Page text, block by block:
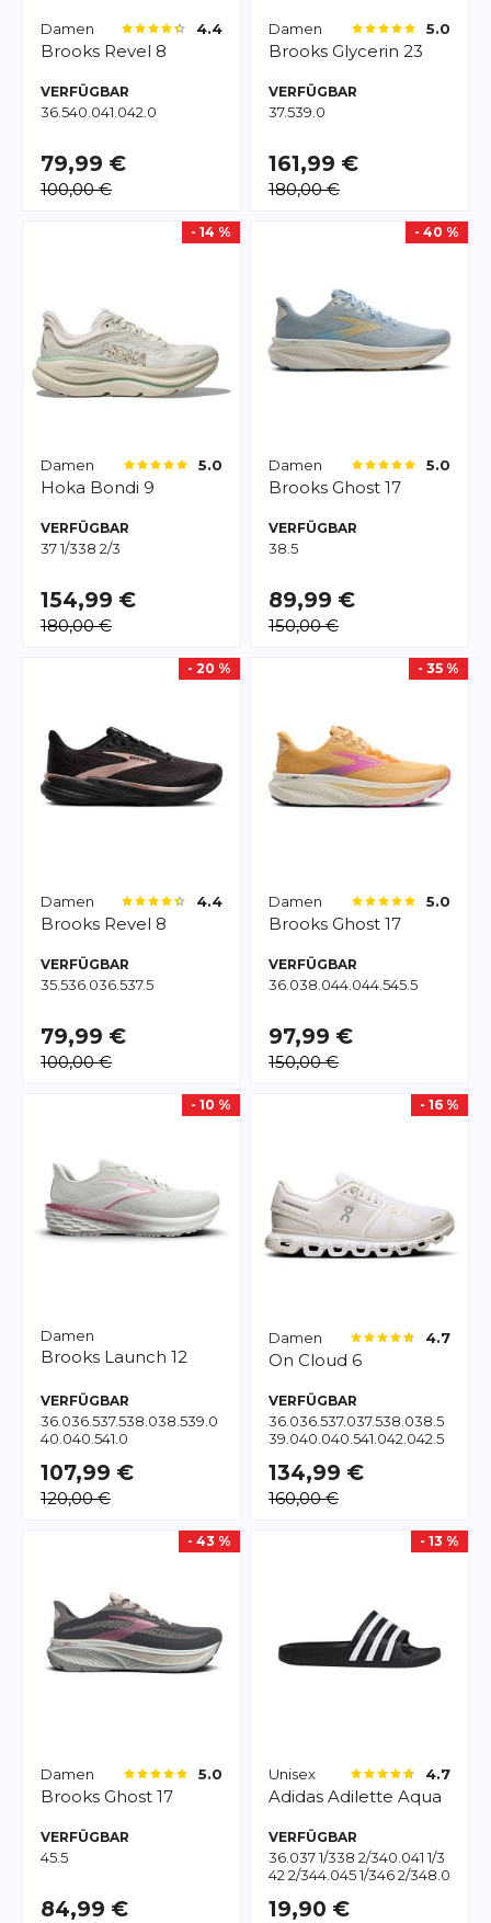
Damen 4.4
Brooks Revel 8
VERFÜGBAR
36.540.041.042.0
79,99 €
100,00 €
Damen 5.0
Brooks Glycerin 23
VERFÜGBAR
37.539.0
161,99 €
180,00 €
- 14 %
Damen 5.0
Hoka Bondi 9
VERFÜGBAR
37 1/338 2/3
154,99 €
180,00 €
- 40 %
Damen 5.0
Brooks Ghost 17
VERFÜGBAR
38.5
89,99 €
150,00 €
- 20 %
Damen 4.4
Brooks Revel 8
VERFÜGBAR
35.536.036.537.5
79,99 €
100,00 €
- 35 %
Damen 5.0
Brooks Ghost 17
VERFÜGBAR
36.038.044.044.545.5
97,99 €
150,00 €
- 10 %
Damen
Brooks Launch 12
VERFÜGBAR
36.036.537.538.038.539.0
40.040.541.0
107,99 €
120,00 €
- 16 %
Damen 4.7
On Cloud 6
VERFÜGBAR
36.036.537.037.538.038.5
39.040.040.541.042.042.5
134,99 €
160,00 €
- 43 %
Damen 5.0
Brooks Ghost 17
VERFÜGBAR
45.5
84,99 €
- 13 %
Unisex 4.7
Adidas Adilette Aqua
VERFÜGBAR
36.037 1/338 2/340.041 1/3
42 2/344.045 1/346 2/348.0
19,90 €